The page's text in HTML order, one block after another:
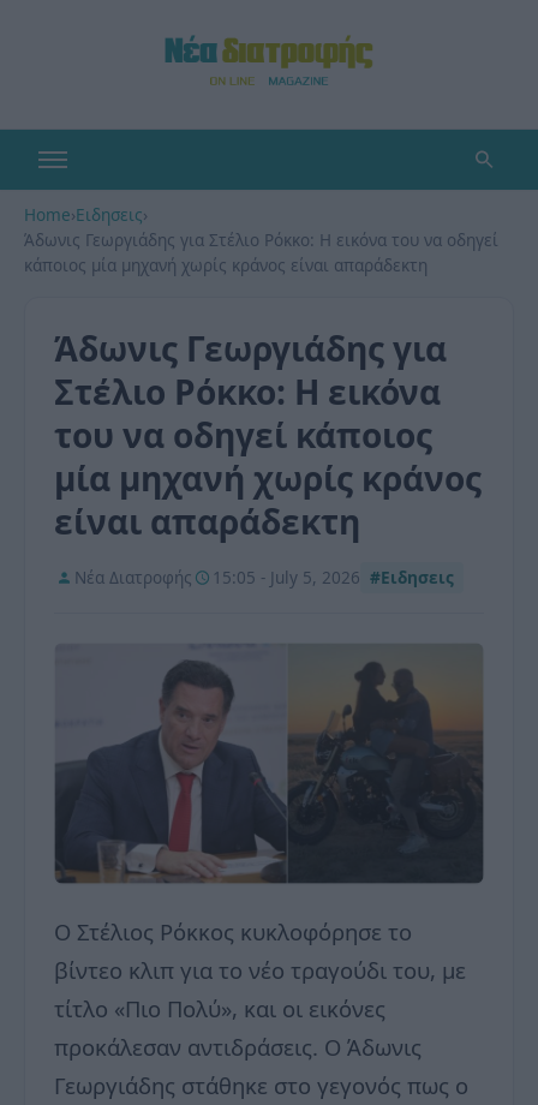
Home›Ειδησεις›
Άδωνις Γεωργιάδης για Στέλιο Ρόκκο: Η εικόνα του να οδηγεί
κάποιος μία μηχανή χωρίς κράνος είναι απαράδεκτη
Άδωνις Γεωργιάδης για
Στέλιο Ρόκκο: Η εικόνα
του να οδηγεί κάποιος
μία μηχανή χωρίς κράνος
είναι απαράδεκτη
Νέα Διατροφής 15:05 - July 5, 2026 #Ειδησεις
Ο Στέλιος Ρόκκος κυκλοφόρησε το
βίντεο κλιπ για το νέο τραγούδι του, με
τίτλο «Πιο Πολύ», και οι εικόνες
προκάλεσαν αντιδράσεις. Ο Άδωνις
Γεωργιάδης στάθηκε στο γεγονός πως ο